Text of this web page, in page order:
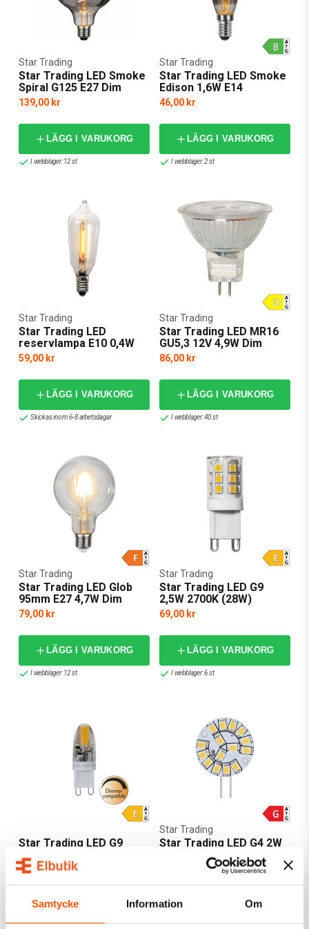
Samtycke Information Om
Star Trading LED Smoke
Spiral G125 E27 Dim
Star Trading
139,00 kr
LÄGG I VARUKORG
I webblager: 12 st
Star Trading LED Smoke
Edison 1,6W E14
Star Trading
46,00 kr
LÄGG I VARUKORG
I webblager: 2 st
Star Trading LED
reservlampa E10 0,4W
23-55V 2-pack
Star Trading
59,00 kr
LÄGG I VARUKORG
Skickas inom 6-8 arbetsdagar
Star Trading LED MR16
GU5,3 12V 4,9W Dim
Star Trading
86,00 kr
LÄGG I VARUKORG
I webblager: 40 st
Star Trading LED Glob
95mm E27 4,7W Dim
Star Trading
79,00 kr
LÄGG I VARUKORG
I webblager: 12 st
Star Trading LED G9
2,5W 2700K (28W)
Star Trading
69,00 kr
LÄGG I VARUKORG
I webblager: 6 st
Star Trading LED G9
1,8W 2800K 200lm dim
80,00 kr
LÄGG I VARUKORG
Star Trading LED G4 2W
Star Trading
LÄGG I VARUKORG